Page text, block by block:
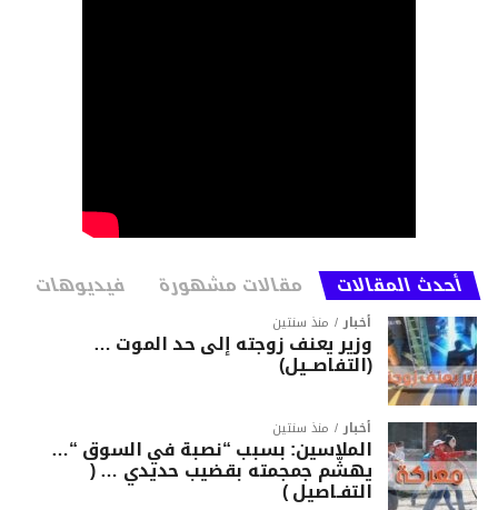
أحدث المقالات مقالات مشهورة فيديوهات
أخبار منذ سنتين
وزير يعنف زوجته إلى حد الموت …
(التفاصــيل)
أخبار منذ سنتين
الملاسين: بسبب “نصبة في السوق “…
يهشّم جمجمته بقضيب حديدي … (
التفـاصيل )